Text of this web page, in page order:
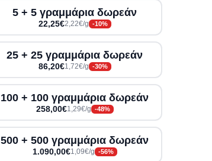
5 + 5 γραμμάρια δωρεάν
22,25€2,22€/g -10%
25 + 25 γραμμάρια δωρεάν
86,20€1,72€/g -30%
100 + 100 γραμμάρια δωρεάν
258,00€1,29€/g -48%
500 + 500 γραμμάρια δωρεάν
1.090,00€1,09€/g -56%